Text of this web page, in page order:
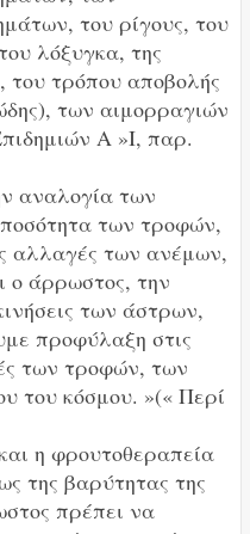
του ρίγους, του
λόξυγκα, της
τρόπου αποβολής
των αιμορραγιών
Α »I, παρ.
αναλογία των
των τροφών,
αλλαγές των ανέμων,
ο άρρωστος, την
των άστρων,
προφύλαξη στις
των τροφών, των
του κόσμου. »(« Περί
η φρουτοθεραπεία
της βαρύτητας της
πρέπει να